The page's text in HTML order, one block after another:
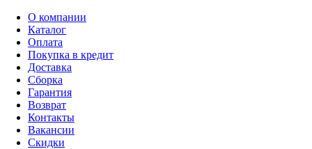
О компании
Каталог
Оплата
Покупка в кредит
Доставка
Сборка
Гарантия
Возврат
Контакты
Вакансии
Скидки